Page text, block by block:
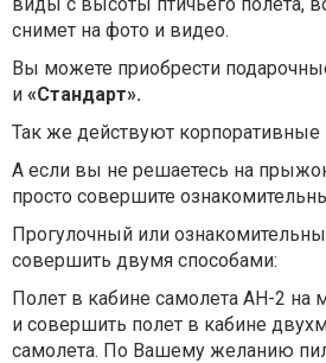
снимет на фото и видео.
Вы можете приобрести
и «Стандарт».
Так же действуют
А если вы не решаетесь на
просто совершите
Прогулочный или
совершить двумя способами:
Полет в кабине самолета АН-2 на
и совершить полет в кабине
самолета. По Вашему желанию